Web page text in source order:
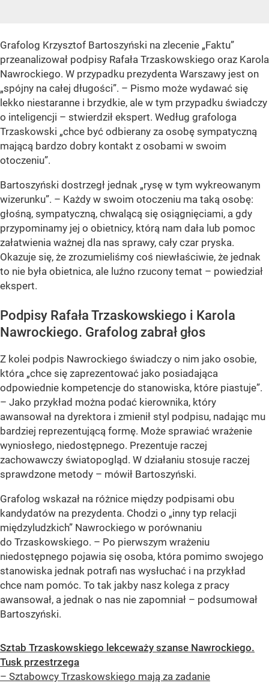
Grafolog Krzysztof Bartoszyński na zlecenie „Faktu”
przeanalizował podpisy Rafała Trzaskowskiego oraz Karola
Nawrockiego. W przypadku prezydenta Warszawy jest on
„spójny na całej długości”. – Pismo może wydawać się
lekko niestaranne i brzydkie, ale w tym przypadku świadczy
o inteligencji – stwierdził ekspert. Według grafologa
Trzaskowski „chce być odbierany za osobę sympatyczną
mającą bardzo dobry kontakt z osobami w swoim
otoczeniu”.
Bartoszyński dostrzegł jednak „rysę w tym wykreowanym
wizerunku”. – Każdy w swoim otoczeniu ma taką osobę:
głośną, sympatyczną, chwalącą się osiągnięciami, a gdy
przypominamy jej o obietnicy, którą nam dała lub pomoc
załatwienia ważnej dla nas sprawy, cały czar pryska.
Okazuje się, że zrozumieliśmy coś niewłaściwie, że jednak
to nie była obietnica, ale luźno rzucony temat – powiedział
ekspert.
Podpisy Rafała Trzaskowskiego i Karola
Nawrockiego. Grafolog zabrał głos
Z kolei podpis Nawrockiego świadczy o nim jako osobie,
która „chce się zaprezentować jako posiadająca
odpowiednie kompetencje do stanowiska, które piastuje”.
– Jako przykład można podać kierownika, który
awansował na dyrektora i zmienił styl podpisu, nadając mu
bardziej reprezentującą formę. Może sprawiać wrażenie
wyniosłego, niedostępnego. Prezentuje raczej
zachowawczy światopogląd. W działaniu stosuje raczej
sprawdzone metody – mówił Bartoszyński.
Grafolog wskazał na różnice między podpisami obu
kandydatów na prezydenta. Chodzi o „inny typ relacji
międzyludzkich” Nawrockiego w porównaniu
do Trzaskowskiego. – Po pierwszym wrażeniu
niedostępnego pojawia się osoba, która pomimo swojego
stanowiska jednak potrafi nas wysłuchać i na przykład
chce nam pomóc. To tak jakby nasz kolega z pracy
awansował, a jednak o nas nie zapomniał – podsumował
Bartoszyński.
Sztab Trzaskowskiego lekceważy szanse Nawrockiego.
Tusk przestrzega
– Sztabowcy Trzaskowskiego mają za zadanie